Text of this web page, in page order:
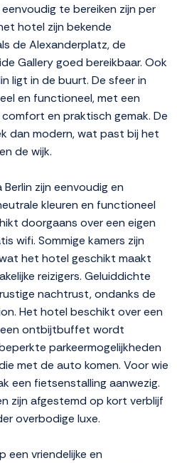
te bereiken zijn per
hotel zijn bekende
de Alexanderplatz, de
Gallery goed bereikbaar. Ook
ligt in de buurt. De sfeer in
en functioneel, met een
en praktisch gemak. De
dan modern, wat past bij het
de wijk.
zijn eenvoudig en
kleuren en functioneel
doorgaans over een eigen
wifi. Sommige kamers zijn
het hotel geschikt maakt
reizigers. Geluiddichte
nachtrust, ondanks de
Het hotel beschikt over een
ontbijtbuffet wordt
parkeermogelijkheden
met de auto komen. Voor wie
een fietsenstalling aanwezig.
zijn afgestemd op kort verblijf
overbodige luxe.
een vriendelijke en